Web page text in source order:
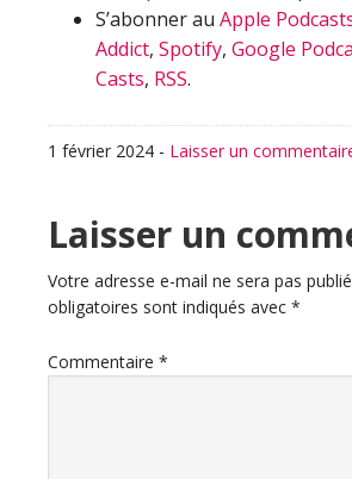
S’abonner au Apple
Addict, Spotify, Google
Casts, RSS.
1 février 2024 - Laisser un
Interactions
du
lecteur
Laisser un
Votre adresse e-mail ne sera pas
obligatoires sont indiqués avec *
Commentaire *